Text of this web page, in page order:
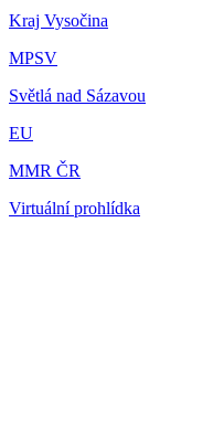
Kraj Vysočina
MPSV
Světlá nad Sázavou
EU
MMR ČR
Virtuální prohlídka